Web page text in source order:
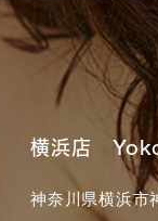
横浜店
神奈川県横浜